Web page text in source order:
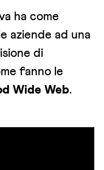
ha come
aziende ad una
di
fanno le
Wide Web.